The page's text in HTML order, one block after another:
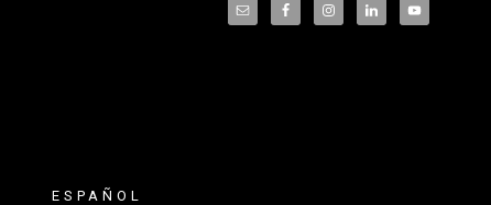
ESPAÑOL